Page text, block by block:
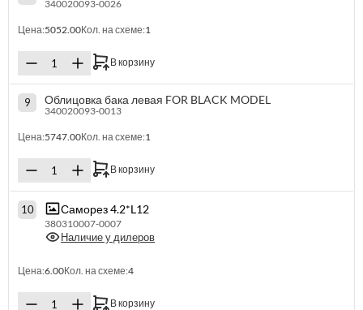
340020093-0026
Цена:5052.00Кол. на схеме:1
В корзину
9 Облицовка бака левая FOR BLACK MODEL
340020093-0013
Цена:5747.00Кол. на схеме:1
В корзину
10 Саморез 4.2*L12
380310007-0007
Наличие у дилеров
Цена:6.00Кол. на схеме:4
В корзину